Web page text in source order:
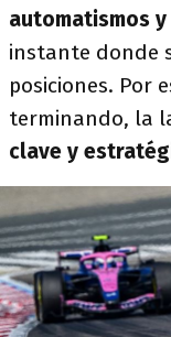
automatismos
instante donde
posiciones. Por
terminando, la
clave y